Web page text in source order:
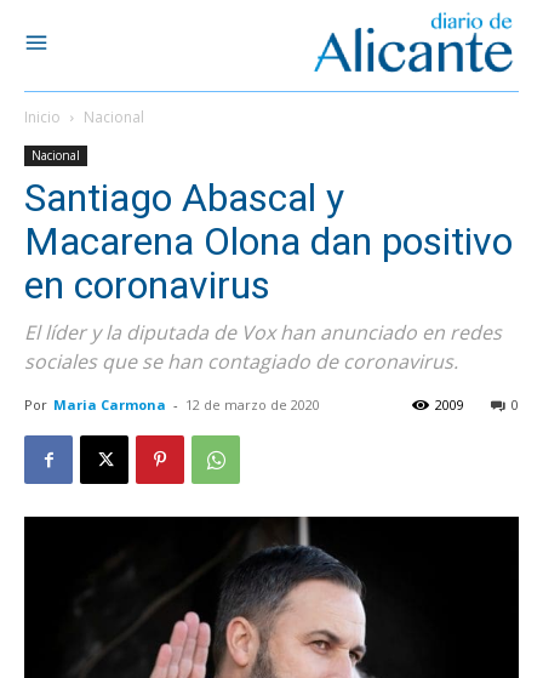
Inicio Nacional
Nacional
Santiago Abascal y
Macarena Olona dan positivo
en coronavirus
El líder y la diputada de Vox han anunciado en redes
sociales que se han contagiado de coronavirus.
Por Maria Carmona - 12 de marzo de 2020 0
2009